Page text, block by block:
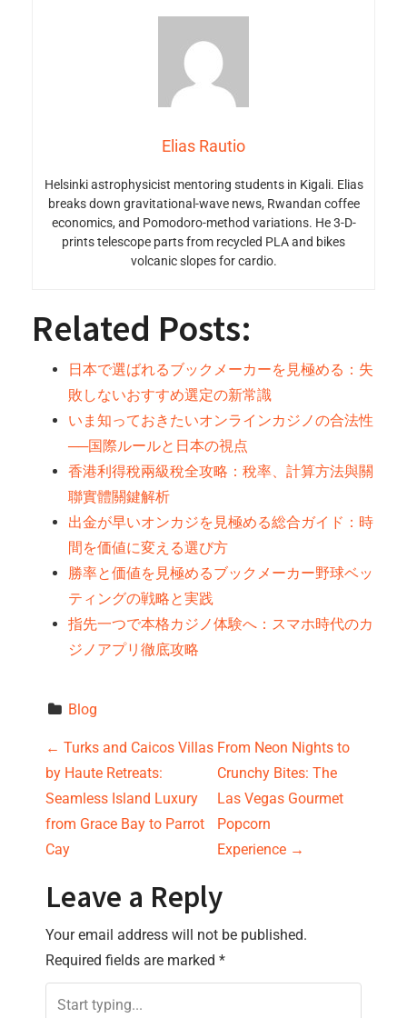
Elias Rautio
Helsinki astrophysicist mentoring students in Kigali. Elias
breaks down gravitational-wave news, Rwandan coffee
economics, and Pomodoro-method variations. He 3-D-
prints telescope parts from recycled PLA and bikes
volcanic slopes for cardio.
Related Posts:
日本で選ばれるブックメーカーを見極める：失
敗しないおすすめ選定の新常識
いま知っておきたいオンラインカジノの合法性
──国際ルールと日本の視点
香港利得稅兩級稅全攻略：稅率、計算方法與關
聯實體關鍵解析
出金が早いオンカジを見極める総合ガイド：時
間を価値に変える選び方
勝率と価値を見極めるブックメーカー野球ベッ
ティングの戦略と実践
指先一つで本格カジノ体験へ：スマホ時代のカ
ジノアプリ徹底攻略
Blog
P
o
s
t
n
a
v
← Turks and Caicos Villas
by Haute Retreats:
Seamless Island Luxury
from Grace Bay to Parrot
Cay
From Neon Nights to
Crunchy Bites: The
Las Vegas Gourmet
Popcorn
Experience →
Leave a Reply
Your email address will not be published.
Required fields are marked *